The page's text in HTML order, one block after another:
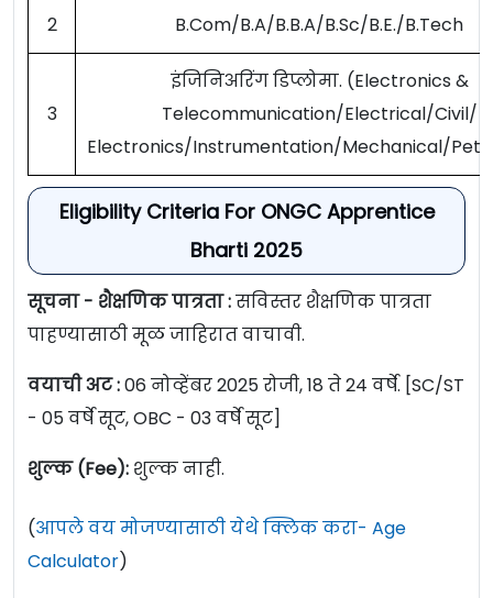
2 B.Com/B.A/B.B.A/B.Sc/B.E./B.Tech
3
इंजिनिअरिंग डिप्लोमा. (Electronics &
Telecommunication/Electrical/Civil/
Electronics/Instrumentation/Mechanical/
Eligibility Criteria For ONGC Apprentice
Bharti 2025
सूचना - शैक्षणिक पात्रता :सविस्तर शैक्षणिक पात्रता
पाहण्यासाठी मूळ जाहिरात वाचावी.
वयाची अट :06 नोव्हेंबर 2025 रोजी, 18 ते 24 वर्षे. [SC/ST
- 05 वर्षे सूट, OBC - 03 वर्षे सूट]
शुल्क (Fee): शुल्क नाही.
(आपले वय मोजण्यासाठी येथे क्लिक करा- Age
Calculator)